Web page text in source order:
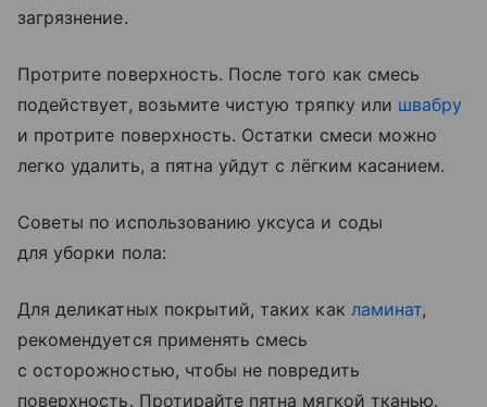
загрязнение.
Протрите поверхность. После того как смесь
подействует, возьмите чистую тряпку или швабру
и протрите поверхность. Остатки смеси можно
легко удалить, а пятна уйдут с лёгким касанием.
Советы по использованию уксуса и соды
для уборки пола:
Для деликатных покрытий, таких как ламинат,
рекомендуется применять смесь
с осторожностью, чтобы не повредить
поверхность. Протирайте пятна мягкой тканью.